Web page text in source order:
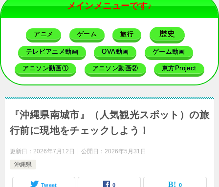
メインメニューです♪
アニメ ゲーム 旅行 歴史
テレビアニメ動画 OVA動画 ゲーム動画
アニソン動画① アニソン動画② 東方Project
『沖縄県南城市』（人気観光スポット）の旅
行前に現地をチェックしよう！
更新日： 2026年7月12日 公開日： 2026年5月31日
沖縄県
Tweet 0 0